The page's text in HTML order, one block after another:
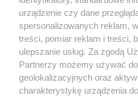
X Facebook
urządzenie czy dane
spersonalizowanych reklam,
treści, pomiar reklam i treści,
ulepszanie usług. Za zgodą
Partnerzy możemy używać
geolokalizacyjnych oraz
charakterystykę urządzenia